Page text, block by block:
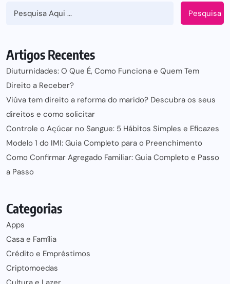
Pesquisa
Artigos Recentes
Diuturnidades: O Que É, Como Funciona e Quem Tem
Direito a Receber?
Viúva tem direito a reforma do marido? Descubra os seus
direitos e como solicitar
Controle o Açúcar no Sangue: 5 Hábitos Simples e Eficazes
Modelo 1 do IMI: Guia Completo para o Preenchimento
Como Confirmar Agregado Familiar: Guia Completo e Passo
a Passo
Categorias
Apps
Casa e Família
Crédito e Empréstimos
Criptomoedas